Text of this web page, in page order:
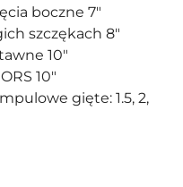
boczne 7"
szczękach 8"
10"
10"
gięte: 1.5, 2,